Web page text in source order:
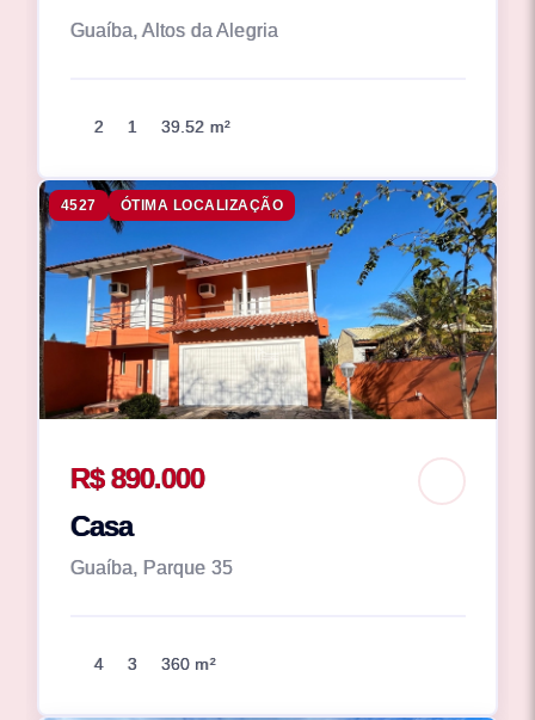
Guaíba, Altos da Alegria
2 1 39.52 m²
4527 ÓTIMA LOCALIZAÇÃO
R$ 890.000
Casa
Guaíba, Parque 35
4 3 360 m²